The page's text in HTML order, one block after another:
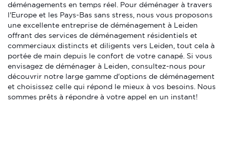
déménagements en temps réel. Pour déménager à travers
l'Europe et les Pays-Bas sans stress, nous vous proposons
une excellente entreprise de déménagement à Leiden
offrant des services de déménagement résidentiels et
commerciaux distincts et diligents vers Leiden, tout cela à
portée de main depuis le confort de votre canapé. Si vous
envisagez de déménager à Leiden, consultez-nous pour
découvrir notre large gamme d'options de déménagement
et choisissez celle qui répond le mieux à vos besoins. Nous
sommes prêts à répondre à votre appel en un instant!